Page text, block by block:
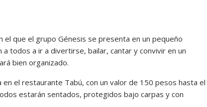
el que el grupo Génesis se presenta en un pequeño
todos a ir a divertirse, bailar, cantar y convivir en un
bien organizado.
el restaurante Tabú, con un valor de 150 pesos hasta el
estarán sentados, protegidos bajo carpas y con